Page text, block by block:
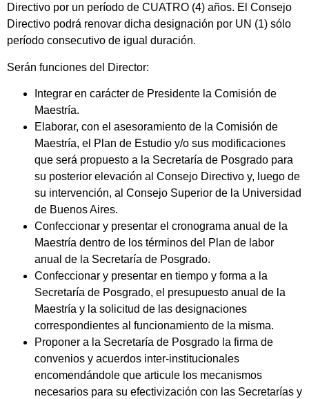
Directivo por un período de CUATRO (4) años. El Consejo
Directivo podrá renovar dicha designación por UN (1) sólo
período consecutivo de igual duración.
Serán funciones del Director:
Integrar en carácter de Presidente la Comisión de
Maestría.
Elaborar, con el asesoramiento de la Comisión de
Maestría, el Plan de Estudio y/o sus modificaciones
que será propuesto a la Secretaría de Posgrado para
su posterior elevación al Consejo Directivo y, luego de
su intervención, al Consejo Superior de la Universidad
de Buenos Aires.
Confeccionar y presentar el cronograma anual de la
Maestría dentro de los términos del Plan de labor
anual de la Secretaría de Posgrado.
Confeccionar y presentar en tiempo y forma a la
Secretaría de Posgrado, el presupuesto anual de la
Maestría y la solicitud de las designaciones
correspondientes al funcionamiento de la misma.
Proponer a la Secretaría de Posgrado la firma de
convenios y acuerdos inter-institucionales
encomendándole que articule los mecanismos
necesarios para su efectivización con las Secretarías y